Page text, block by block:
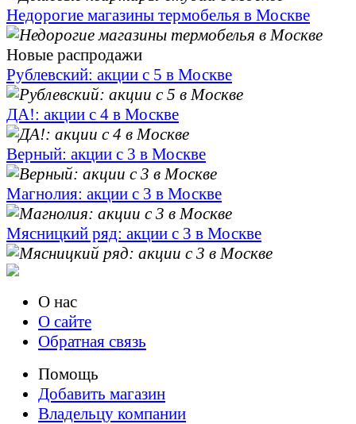
Недорогие магазины термобелья в Москве
Новые распродажи
Рублевский: акции с 5 в Москве
ДА!: акции с 4 в Москве
Верный: акции с 3 в Москве
Магнолия: акции с 3 в Москве
Мясницкий ряд: акции с 3 в Москве
О нас
О сайте
Обратная связь
Помощь
Добавить магазин
Владельцу компании